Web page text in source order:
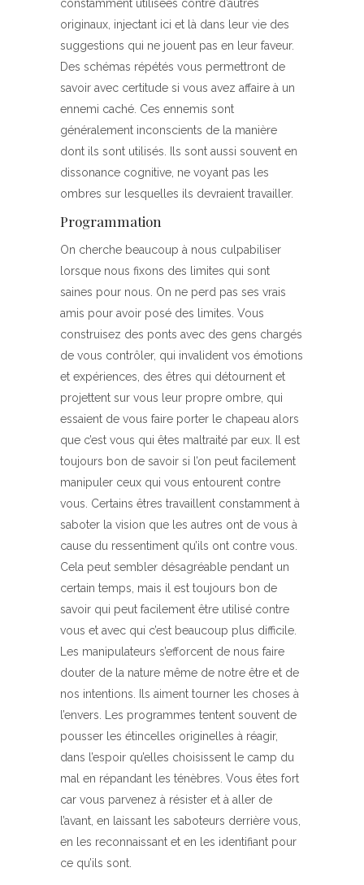
constamment utilisées contre d’autres
originaux, injectant ici et là dans leur vie des
suggestions qui ne jouent pas en leur faveur.
Des schémas répétés vous permettront de
savoir avec certitude si vous avez affaire à un
ennemi caché. Ces ennemis sont
généralement inconscients de la manière
dont ils sont utilisés. Ils sont aussi souvent en
dissonance cognitive, ne voyant pas les
ombres sur lesquelles ils devraient travailler.
Programmation
On cherche beaucoup à nous culpabiliser
lorsque nous fixons des limites qui sont
saines pour nous. On ne perd pas ses vrais
amis pour avoir posé des limites. Vous
construisez des ponts avec des gens chargés
de vous contrôler, qui invalident vos émotions
et expériences, des êtres qui détournent et
projettent sur vous leur propre ombre, qui
essaient de vous faire porter le chapeau alors
que c’est vous qui êtes maltraité par eux. Il est
toujours bon de savoir si l’on peut facilement
manipuler ceux qui vous entourent contre
vous. Certains êtres travaillent constamment à
saboter la vision que les autres ont de vous à
cause du ressentiment qu’ils ont contre vous.
Cela peut sembler désagréable pendant un
certain temps, mais il est toujours bon de
savoir qui peut facilement être utilisé contre
vous et avec qui c’est beaucoup plus difficile.
Les manipulateurs s’efforcent de nous faire
douter de la nature même de notre être et de
nos intentions. Ils aiment tourner les choses à
l’envers. Les programmes tentent souvent de
pousser les étincelles originelles à réagir,
dans l’espoir qu’elles choisissent le camp du
mal en répandant les ténèbres. Vous êtes fort
car vous parvenez à résister et à aller de
l’avant, en laissant les saboteurs derrière vous,
en les reconnaissant et en les identifiant pour
ce qu’ils sont.